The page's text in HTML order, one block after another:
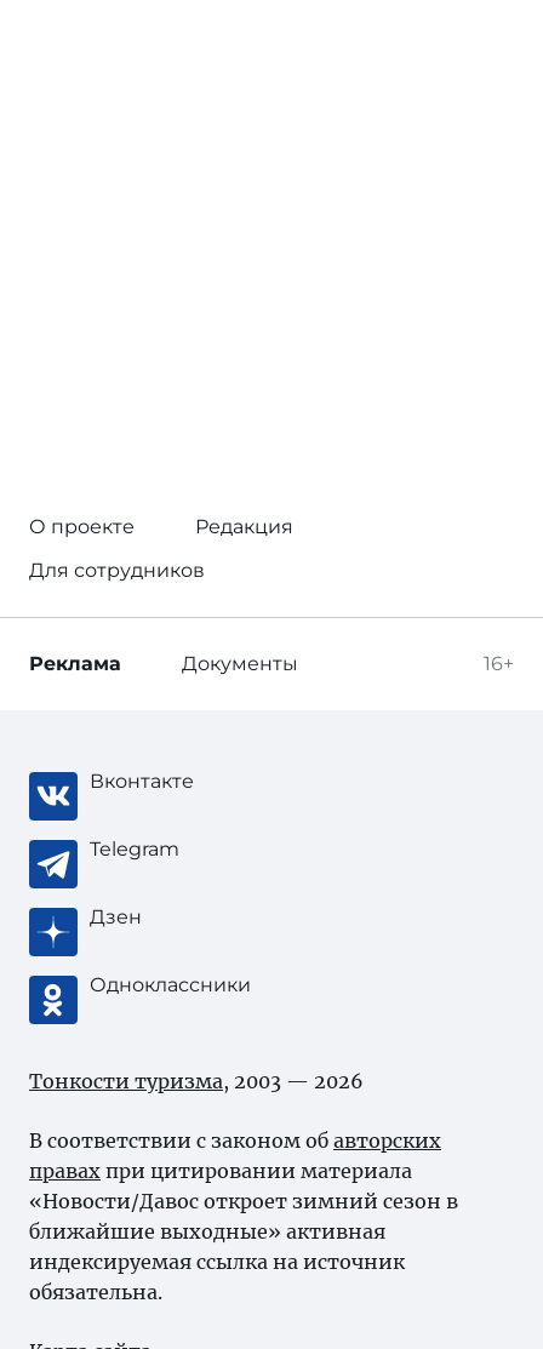
О проекте
Редакция
Для сотрудников
16+
Реклама Документы
Вконтакте
Telegram
Дзен
Одноклассники
Тонкости туризма, 2003 — 2026
В соответствии с законом об авторских
правах при цитировании материала
«Новости/Давос откроет зимний сезон в
ближайшие выходные» активная
индексируемая ссылка на источник
обязательна.